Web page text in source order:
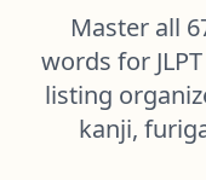
Master all
words for
listing
kanji,